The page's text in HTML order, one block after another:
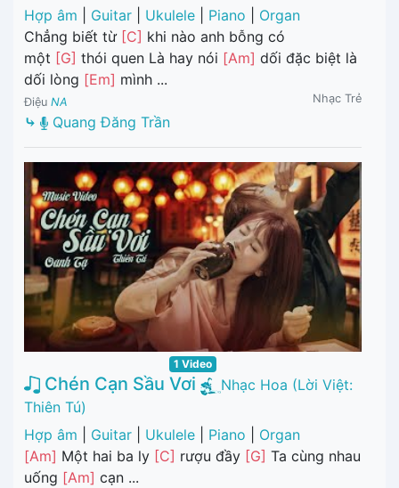
Hợp âm
Guitar Ukulele Piano
Organ
Chẳng biết từ [C] khi nào anh bỗng có
một [G] thói quen Là hay nói [Am] dối đặc biệt là
dối lòng [Em] mình ...
Điệu NA Nhạc Trẻ
⤷ Quang Đăng Trần
1 Video
Chén Cạn Sầu Vơi
Nhạc Hoa (Lời Việt:
Thiên Tú)
Hợp âm
Guitar Ukulele Piano
Organ
[Am] Một hai ba ly [C] rượu đầy [G] Ta cùng nhau
uống [Am] cạn ...